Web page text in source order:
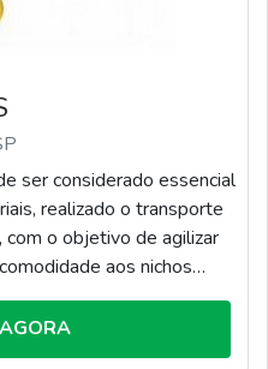
ser considerado essencial
realizado o transporte
com o objetivo de agilizar
aos nichos
desempenhe seu papel,
por: Gancho;
Guia de cabo; Moto